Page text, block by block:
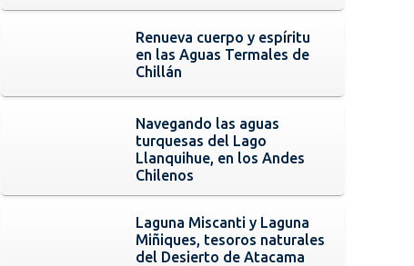
Renueva cuerpo y espíritu
en las Aguas Termales de
Chillán
Navegando las aguas
turquesas del Lago
Llanquihue, en los Andes
Chilenos
Laguna Miscanti y Laguna
Miñiques, tesoros naturales
del Desierto de Atacama